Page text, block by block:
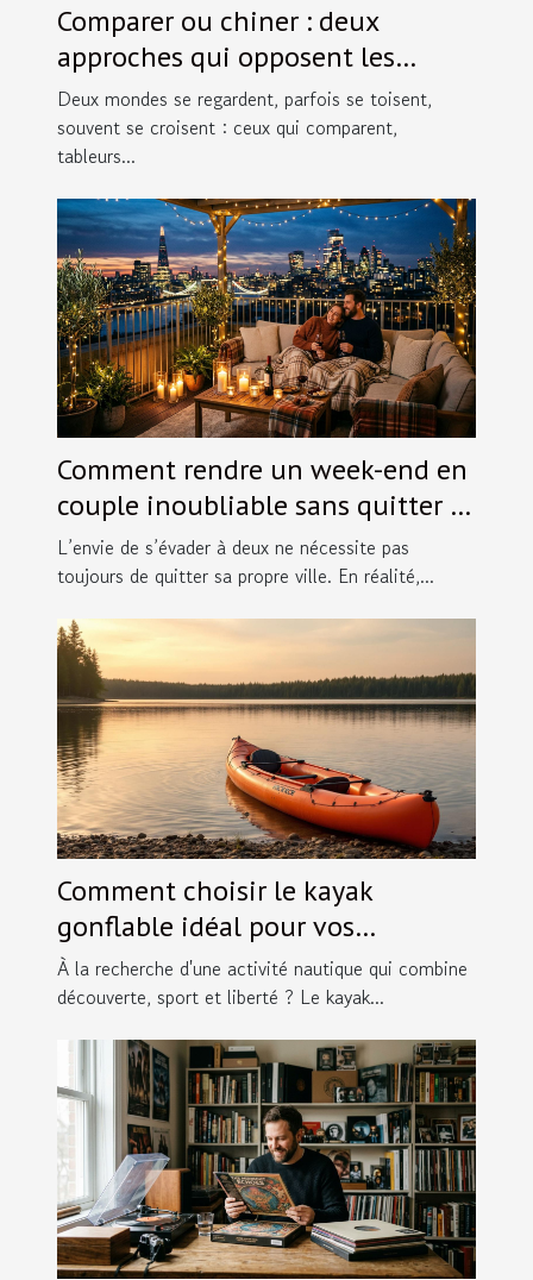
Comparer ou chiner : deux
approches qui opposent les
passionnés de figurines
Deux mondes se regardent, parfois se toisent,
souvent se croisent : ceux qui comparent,
tableurs...
Comment rendre un week-end en
couple inoubliable sans quitter la
ville ?
L’envie de s’évader à deux ne nécessite pas
toujours de quitter sa propre ville. En réalité,...
Comment choisir le kayak
gonflable idéal pour vos
aventures ?
À la recherche d'une activité nautique qui combine
découverte, sport et liberté ? Le kayak...